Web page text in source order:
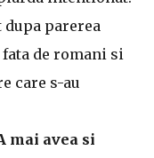
dupa parerea
de romani si
care s-au
mai avea si